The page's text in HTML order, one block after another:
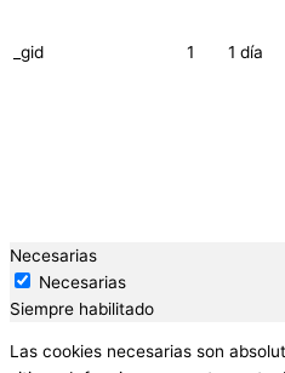
_gid 1 1 día
Necesarias
Necesarias
Siempre habilitado
Las cookies necesarias son